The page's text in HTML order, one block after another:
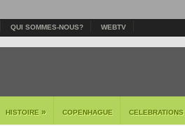
QUI SOMMES-NOUS? WEBTV
HISTOIRE » COPENHAGUE CELEBRATIONS